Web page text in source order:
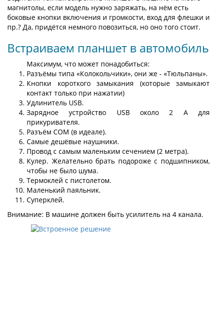
магнитолы, если модель нужно заряжать, на нём есть
боковые кнопки включения и громкости, вход для флешки и
пр.? Да, придётся немного повозиться, но оно того стоит.
Встраиваем планшет в автомобиль
Максимум, что может понадобиться:
Разъёмы типа «Колокольчики», они же - «Тюльпаны».
Кнопки короткого замыкания (которые замыкают
контакт только при нажатии)
Удлинитель USB.
Зарядное устройство USB около 2 A для
прикуривателя.
Разъём COM (в идеале).
Самые дешёвые наушники.
Провод с самым маленьким сечением (2 метра).
Кулер. Желательно брать подороже с подшипником,
чтобы не было шума.
Термоклей с пистолетом.
Маленький паяльник.
Суперклей.
Внимание: В машине должен быть усилитель на 4 канала.